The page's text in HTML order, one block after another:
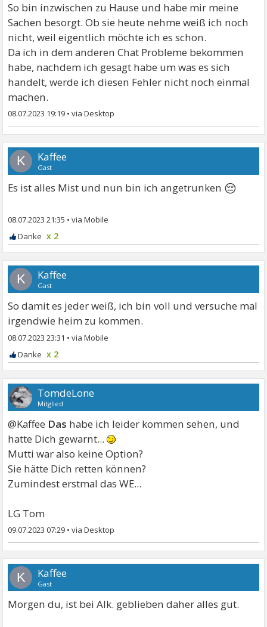
So bin inzwischen zu Hause und habe mir meine
Sachen besorgt. Ob sie heute nehme weiß ich noch
nicht, weil eigentlich möchte ich es schon.
Da ich in dem anderen Chat Probleme bekommen
habe, nachdem ich gesagt habe um was es sich
handelt, werde ich diesen Fehler nicht noch einmal
machen.
08.07.2023 19:19 •
K Kaffee
Gast
Es ist alles Mist und nun bin ich angetrunken 😔
08.07.2023 21:35 •
x 2
K Kaffee
Gast
So damit es jeder weiß, ich bin voll und versuche mal
irgendwie heim zu kommen.
08.07.2023 23:31 •
x 2
TomdeLone
Mitglied
@Kaffee Das habe ich leider kommen sehen, und
hatte Dich gewarnt...
Mutti war also keine Option?
Sie hätte Dich retten können?
Zumindest erstmal das WE...
LG Tom
09.07.2023 07:29 •
K Kaffee
Gast
Morgen du, ist bei Alk. geblieben daher alles gut.